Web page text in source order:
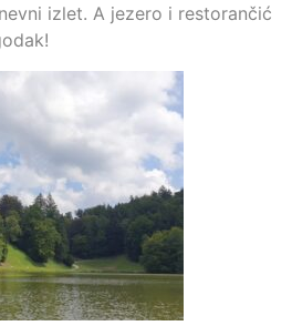
izlet. A jezero i restorančić